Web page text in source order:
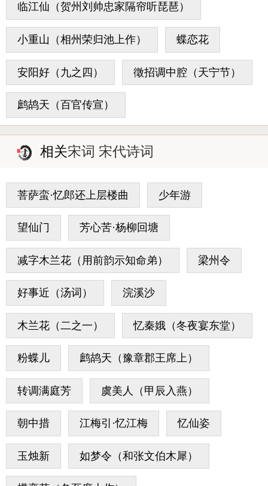
临江仙（贺州刘帅忠家隔帘听琵琶）
小重山（相州荣归池上作） 蝶恋花
安阳好（九之四） 徵招调中腔（天宁节）
鹧鸪天（百官传宣）
相关宋词 宋代诗词
菩萨蛮·忆郎还上层楼曲 少年游
望仙门 芳心苦·杨柳回塘
减字木兰花（用前韵示知命弟） 梁州令
好事近（汤词） 浣溪沙
木兰花（二之一） 忆秦娥（冬夜宴东堂）
粉蝶儿 鹧鸪天（豫章郡王席上）
转调满庭芳 虞美人（甲辰入燕）
朝中措 江梅引·忆江梅 忆仙姿
玉烛新 如梦令（和张文伯木犀）